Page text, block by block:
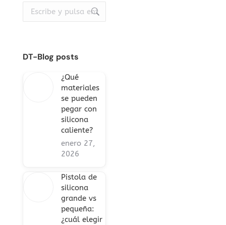
DT-Blog posts
¿Qué
materiales
se pueden
pegar con
silicona
caliente?
enero 27,
2026
Pistola de
silicona
grande vs
pequeña:
¿cuál elegir